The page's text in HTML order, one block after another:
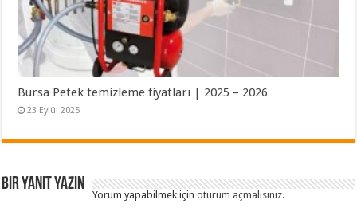
Bursa Petek temizleme fiyatları | 2025 – 2026
23 Eylül 2025
Bir yanıt yazın
Yorum yapabilmek içinoturum açmalısınız.